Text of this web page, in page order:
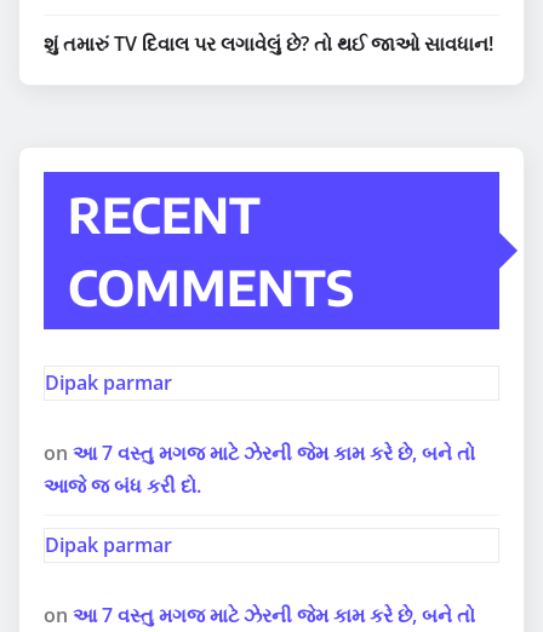
શું તમારું TV દિવાલ પર લગાવેલું છે? તો થઈ જાઓ સાવધાન!
RECENT
COMMENTS
Dipak parmar
on આ 7 વસ્તુ મગજ માટે ઝેરની જેમ કામ કરે છે, બને તો
આજે જ બંધ કરી દો.
Dipak parmar
on આ 7 વસ્તુ મગજ માટે ઝેરની જેમ કામ કરે છે, બને તો